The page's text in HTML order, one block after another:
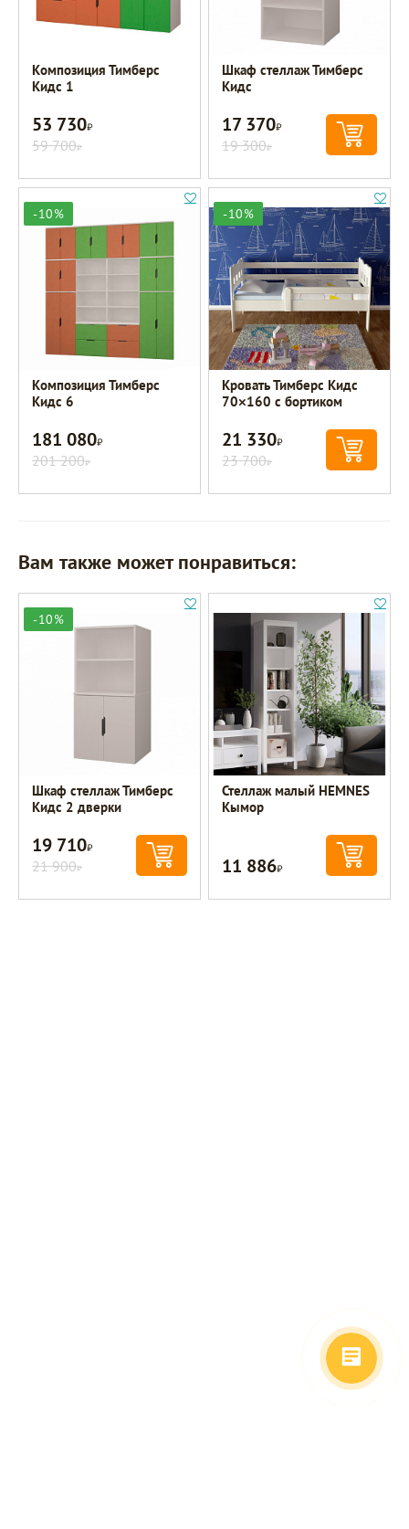
Композиция Тимберс
Кидс 1
53 730Р
59 700Р
Шкаф стеллаж Тимберс
Кидс
17 370Р
19 300Р
-10%
Композиция Тимберс
Кидс 6
181 080Р
201 200Р
-10%
Кровать Тимберс Кидс
70×160 с бортиком
21 330Р
23 700Р
Вам также может понравиться:
-10%
Шкаф стеллаж Тимберс
Кидс 2 дверки
19 710Р
21 900Р
Стеллаж малый HEMNES
Кымор
11 886Р